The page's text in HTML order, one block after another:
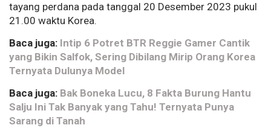
tayang perdana pada tanggal 20 Desember 2023 pukul
21.00 waktu Korea.
Baca juga: Intip 6 Potret BTR Reggie Gamer Cantik
yang Bikin Salfok, Sering Dibilang Mirip Orang Korea
Ternyata Dulunya Model
Baca juga: Bak Boneka Lucu, 8 Fakta Burung Hantu
Salju Ini Tak Banyak yang Tahu! Ternyata Punya
Sarang di Tanah